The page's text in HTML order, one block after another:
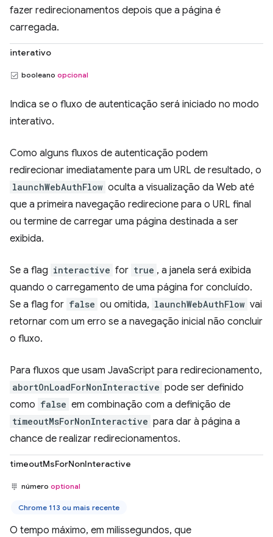
fazer redirecionamentos depois que a página é
carregada.
interativo
booleano opcional
Indica se o fluxo de autenticação será iniciado no modo
interativo.
Como alguns fluxos de autenticação podem
redirecionar imediatamente para um URL de resultado, o
launchWebAuthFlow oculta a visualização da Web até
que a primeira navegação redirecione para o URL final
ou termine de carregar uma página destinada a ser
exibida.
Se a flag interactive for true , a janela será exibida
quando o carregamento de uma página for concluído.
Se a flag for false ou omitida, launchWebAuthFlow vai
retornar com um erro se a navegação inicial não concluir
o fluxo.
Para fluxos que usam JavaScript para redirecionamento,
abortOnLoadForNonInteractive pode ser definido
como false em combinação com a definição de
timeoutMsForNonInteractive para dar à página a
chance de realizar redirecionamentos.
timeoutMsForNonInteractive
número optional
Chrome 113 ou mais recente
O tempo máximo, em milissegundos, que